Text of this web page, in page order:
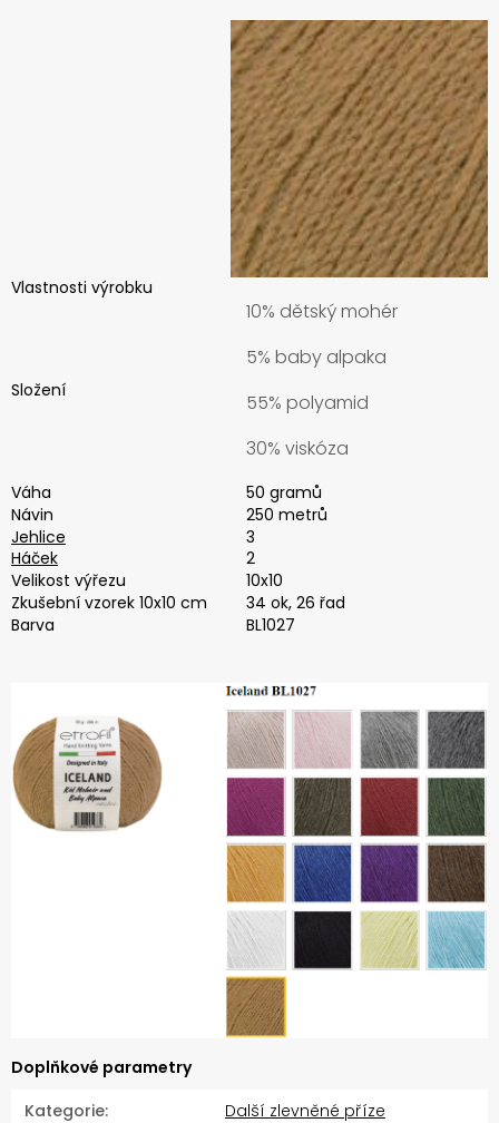
Vlastnosti výrobku
Složení
10% dětský mohér
5% baby alpaka
55% polyamid
30% viskóza
Váha
50 gramů
Návin
250 metrů
Jehlice
3
Háček
2
Velikost výřezu
10x10
Zkušební vzorek 10x10 cm
34 ok, 26 řad
Barva
BL1027
Doplňkové parametry
Kategorie: Další zlevněné příze